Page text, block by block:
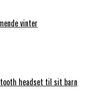
vinter
headset til sit barn